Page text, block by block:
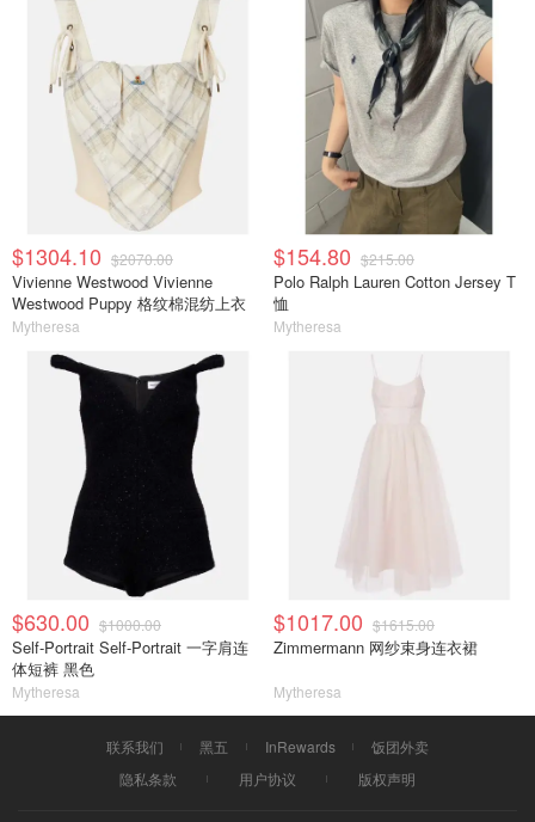
$1304.10 $2070.00
Vivienne Westwood Vivienne
Westwood Puppy 格纹棉混纺上衣
Mytheresa
$154.80 $215.00
Polo Ralph Lauren Cotton Jersey T
恤
Mytheresa
$630.00 $1000.00
Self-Portrait Self-Portrait 一字肩连
体短裤 黑色
Mytheresa
$1017.00 $1615.00
Zimmermann 网纱束身连衣裙
Mytheresa
联系我们 黑五 InRewards
饭团外卖
隐私条款
用户协议 版权声明